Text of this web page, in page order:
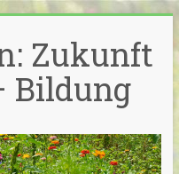
Zukunft
Bildung